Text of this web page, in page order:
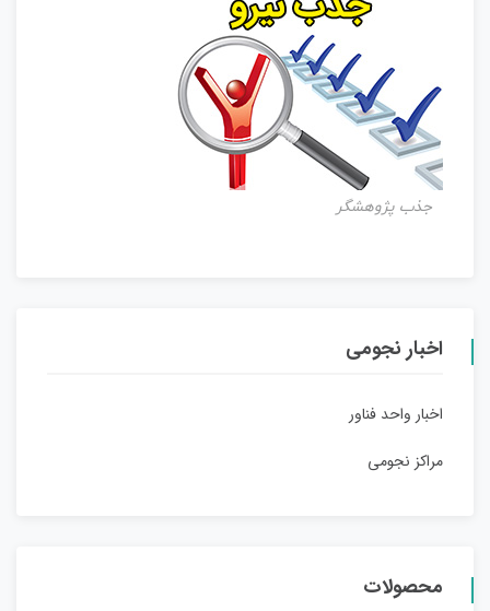
جذب پژوهشگر
اخبار نجومی
اخبار واحد فناور
مراکز نجومی
محصولات